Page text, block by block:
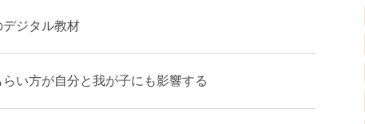
ジタル教材
い方が自分と我が子にも影響する